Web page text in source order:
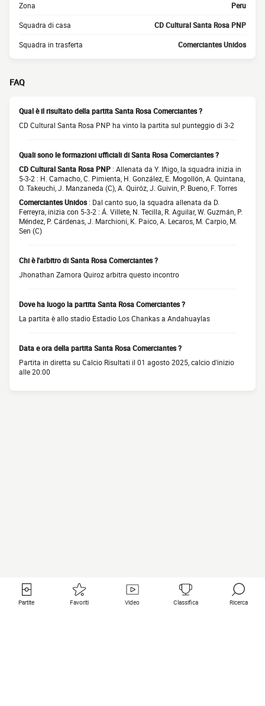
Zona Peru
Squadra di casa CD Cultural Santa Rosa PNP
Squadra in trasferta Comerciantes Unidos
FAQ
Qual è il risultato della partita Santa Rosa Comerciantes ?
CD Cultural Santa Rosa PNP ha vinto la partita sul punteggio di 3-2
Quali sono le formazioni ufficiali di Santa Rosa Comerciantes ?
CD Cultural Santa Rosa PNP : Allenata da Y. Iñigo, la squadra inizia in
5-3-2 : H. Camacho, C. Pimienta, H. González, E. Mogollón, A. Quintana,
O. Takeuchi, J. Manzaneda (C), A. Quiróz, J. Guivin, P. Bueno, F. Torres
Comerciantes Unidos: Dal canto suo, la squadra allenata da D.
Ferreyra, inizia con 5-3-2 : Á. Villete, N. Tecilla, R. Aguilar, W. Guzmán, P.
Méndez, P. Cárdenas, J. Marchioni, K. Paico, A. Lecaros, M. Carpio, M.
Sen (C)
Chi è l'arbitro di Santa Rosa Comerciantes ?
Jhonathan Zamora Quiroz arbitra questo incontro
Dove ha luogo la partita Santa Rosa Comerciantes ?
La partita è allo stadio Estadio Los Chankas a Andahuaylas
Data e ora della partita Santa Rosa Comerciantes ?
Partita in diretta su Calcio Risultati il 01 agosto 2025, calcio d'inizio
alle 20:00
Partite Favoriti Video Classifica Ricerca